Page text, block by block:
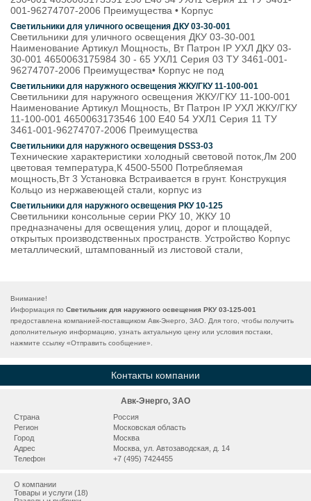
001-96274707-2006 Преимущества • Корпус
Светильники для уличного освещения ДКУ 03-30-001
Светильники для уличного освещения ДКУ 03-30-001
Наименование Артикул Мощность, Вт Патрон IP УХЛ ДКУ 03-
30-001 4650063175984 30 - 65 УХЛ1 Серия 03 ТУ 3461-001-
96274707-2006 Преимущества• Корпус не под
Светильники для наружного освещения ЖКУ/ГКУ 11-100-001
Светильники для наружного освещения ЖКУ/ГКУ 11-100-001
Наименование Артикул Мощность, Вт Патрон IP УХЛ ЖКУ/ГКУ
11-100-001 4650063173546 100 E40 54 УХЛ1 Серия 11 ТУ
3461-001-96274707-2006 Преимущества
Светильники для наружного освещения DSS3-03
Технические характеристики холодный световой поток,Лм 200
цветовая температура,К 4500-5500 Потребляемая
мощность,Вт 3 Установка Встраивается в грунт. Конструкция
Кольцо из нержавеющей стали, корпус из
Светильники для наружного освещения РКУ 10-125
Светильники консольные серии РКУ 10, ЖКУ 10
предназначены для освещения улиц, дорог и площадей,
открытых производственных пространств. Устройство Корпус
металлический, штампованный из листовой стали,
Внимание!
Информация по Светильник для наружного освещения РКУ 03-125-001
предоставлена компанией-поставщиком Авк-Энерго, ЗАО. Для того, чтобы получить
дополнительную информацию, узнать актуальную цену или условия постаки,
нажмите ссылку «Отправить сообщение».
Контакты компании
Авк-Энерго, ЗАО
Страна
Россия
Регион
Московская область
Город
Москва
Адрес
Москва, ул. Автозаводская, д. 14
Телефон
+7 (495) 7424455
О компании
Товары и услуги (18)